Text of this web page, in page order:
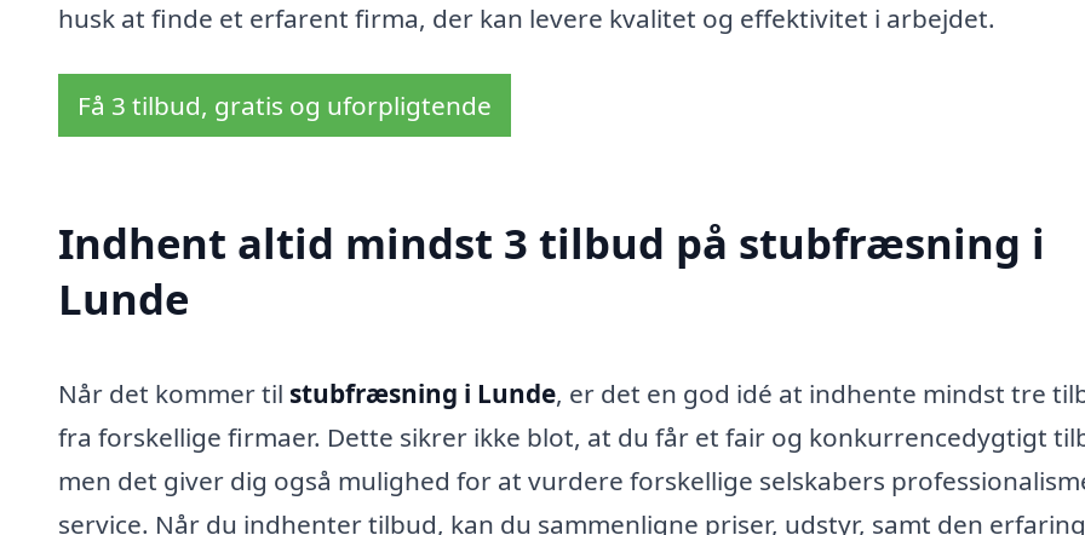
husk at finde et erfarent firma, der kan levere kvalitet og effektivitet i arbejdet.
Få 3 tilbud, gratis og uforpligtende
Indhent altid mindst 3 tilbud på stubfræsning i
Lunde
Når det kommer til stubfræsning i Lunde, er det en god idé at indhente mindst tre
fra forskellige firmaer. Dette sikrer ikke blot, at du får et fair og konkurrencedygtigt
men det giver dig også mulighed for at vurdere forskellige selskabers
service. Når du indhenter tilbud, kan du sammenligne priser, udstyr, samt den